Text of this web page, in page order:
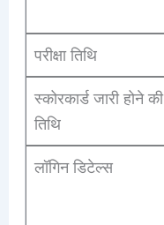
परीक्षा तिथि
स्कोरकार्ड जारी होने की
तिथि
लॉगिन डिटेल्स